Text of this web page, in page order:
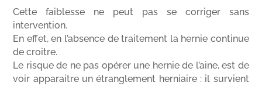
Cette faiblesse ne peut pas se corriger sans
intervention.
En effet, en l’absence de traitement la hernie continue
de croitre.
Le risque de ne pas opérer une hernie de l’aine, est de
voir apparaitre un étranglement herniaire : il survient